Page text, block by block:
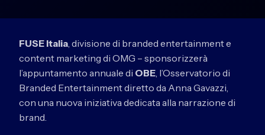
FUSE Italia, divisione di branded entertainment e
content marketing di OMG – sponsorizzerà
l’appuntamento annuale di OBE, l’Osservatorio di
Branded Entertainment diretto da Anna Gavazzi,
con una nuova iniziativa dedicata alla narrazione di
brand.